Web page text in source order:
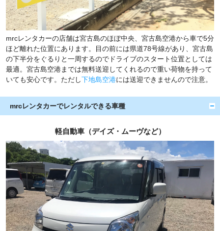
mrcレンタカーの店舗は宮古島のほぼ中央、宮古島空港から車で5分
ほど離れた位置にあります。目の前には県道78号線があり、宮古島
の下半分をぐるりと一周するのでドライブのスタート位置としては
最適。宮古島空港までは無料送迎してくれるので重い荷物を持って
いても安心です。ただし下地島空港には送迎できませんので注意。
mrcレンタカーでレンタルできる車種
軽自動車（デイズ・ムーヴなど）